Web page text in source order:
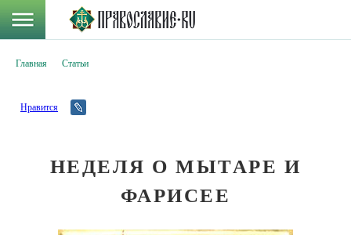
Главная Статьи
Нравится
НЕДЕЛЯ О МЫТАРЕ И
ФАРИСЕЕ